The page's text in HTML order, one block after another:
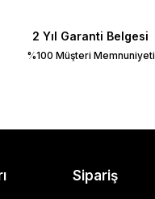
2 Yıl Garanti Belgesi
%100 Müşteri Memnuniyeti
Sipariş